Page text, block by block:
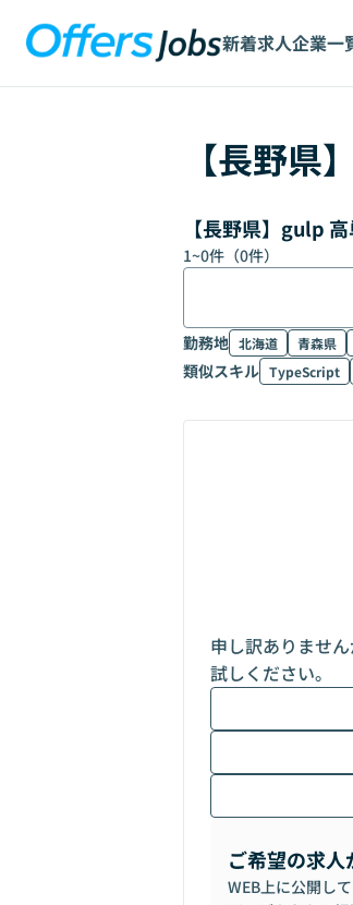
新着求人企業一
【長野県】
【長野県】gulp
1~0件（0件）
勤務地 北海道 青森県
類似スキル TypeScript
申し訳ありませ
試しください。
ご希望の求
WEB上に公開し